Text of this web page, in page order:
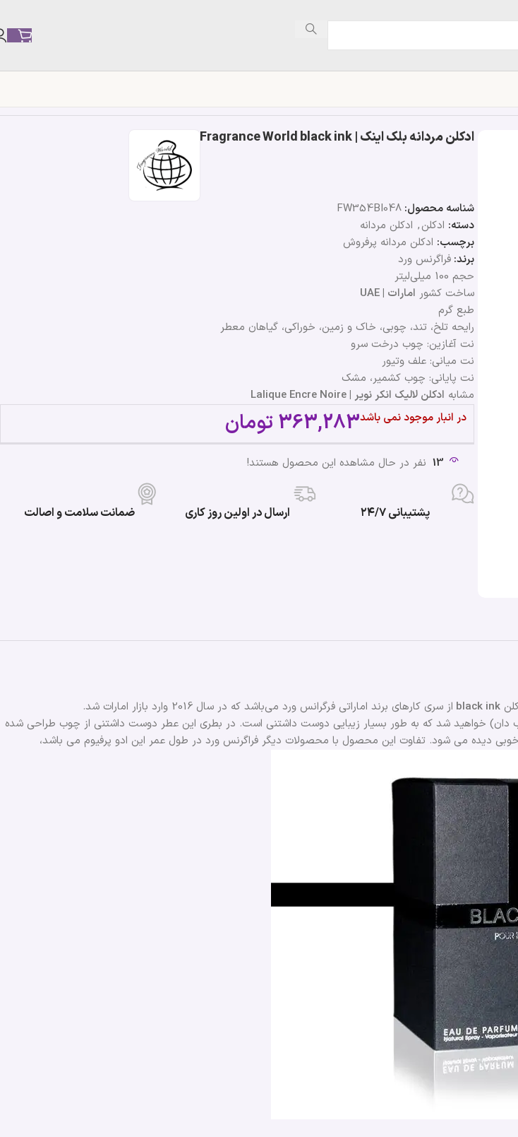
ادکلن مردانه بلک اینک | Fragrance World black ink
شناسه محصول: FW354BI048
دسته: ادکلن, ادکلن مردانه
برچسب: ادکلن مردانه پرفروش
برند: فراگرنس ورد
حجم 100 میلی‌لیتر
ساخت کشور امارات | UAE
طبع گرم
رایحه تلخ، تند، چوبی، خاک و زمین، خوراکی، گیاهان معطر
نت آغازین: چوب درخت سرو
نت میانی: علف وتیور
نت پایانی: چوب کشمیر، مشک
مشابه ادکلن لالیک انکر نویر | Lalique Encre Noire
در انبار موجود نمی باشد363,283تومان
13 نفر در حال مشاهده این محصول هستند!
پشتیبانی ۲۴/۷ ارسال در اولین روز کاری ضمانت سلامت و اصالت
black ink از سری کارهای برند اماراتی فرگرانس ورد می‌باشد که در سال 2016 وارد بازار امارات شد.
خواهید شد که به طور بسیار زیبایی دوست داشتنی است. در بطری این عطر دوست داشتنی از چوب طراحی شده
دیده می شود. تفاوت این محصول با محصولات دیگر فراگرنس ورد در طول عمر این ادو پرفیوم می باشد،